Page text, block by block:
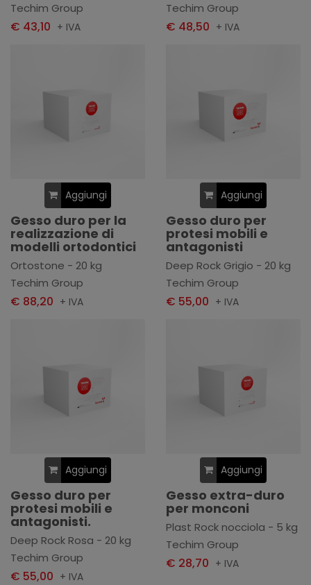
Techim Group
€ 43,10 + IVA
Techim Group
€ 48,50 + IVA
Aggiungi
Gesso duro per la
realizzazione di
modelli ortodontici
Ortostone - 20 kg
Techim Group
€ 88,20 + IVA
Aggiungi
Gesso duro per
protesi mobili e
antagonisti
Deep Rock Grigio - 20 kg
Techim Group
€ 55,00 + IVA
Aggiungi
Gesso duro per
protesi mobili e
antagonisti.
Deep Rock Rosa - 20 kg
Techim Group
€ 55,00 + IVA
Aggiungi
Gesso extra-duro
per monconi
Plast Rock nocciola - 5 kg
Techim Group
€ 28,70 + IVA